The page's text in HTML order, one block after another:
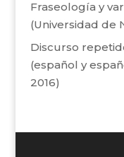
Fraseología y
(Universidad de
Discurso
(español y
2016)